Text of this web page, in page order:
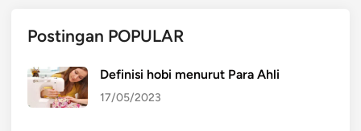
Postingan POPULAR
Definisi hobi menurut Para Ahli
17/05/2023